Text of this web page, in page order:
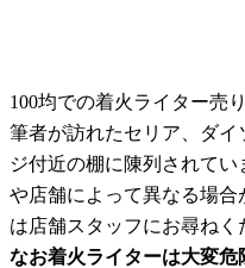
100均での着火ライター売
筆者が訪れたセリア、ダ
ジ付近の棚に陳列されて
や店舗によって異なる場
は店舗スタッフにお尋ねく
なお着火ライターは大変